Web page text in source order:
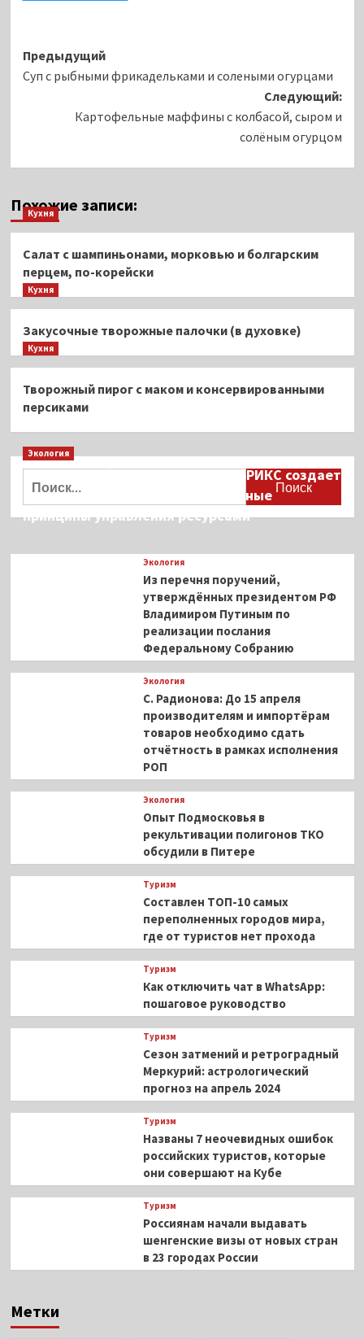
Навигация
записи
Предыдущий
Суп с рыбными фрикадельками и солеными огурцами
Следующий:
Картофельные маффины с колбасой, сыром и
солёным огурцом
Похожие записи:
Кухня
Салат с шампиньонами, морковью и болгарским
перцем, по-корейски
Кухня
Закусочные творожные палочки (в духовке)
Кухня
Творожный пирог с маком и консервированными
персиками
Экология
Дмитрий Кобылкин: площадка БРИКС создает
возможность сформировать единые
принципы управления ресурсами
Экология
Из перечня поручений,
утверждённых президентом РФ
Владимиром Путиным по
реализации послания
Федеральному Собранию
Экология
С. Радионова: До 15 апреля
производителям и импортёрам
товаров необходимо сдать
отчётность в рамках исполнения
РОП
Экология
Опыт Подмосковья в
рекультивации полигонов ТКО
обсудили в Питере
Туризм
Составлен ТОП-10 самых
переполненных городов мира,
где от туристов нет прохода
Туризм
Как отключить чат в WhatsApp:
пошаговое руководство
Туризм
Сезон затмений и ретроградный
Меркурий: астрологический
прогноз на апрель 2024
Туризм
Названы 7 неочевидных ошибок
российских туристов, которые
они совершают на Кубе
Туризм
Россиянам начали выдавать
шенгенские визы от новых стран
в 23 городах России
Метки